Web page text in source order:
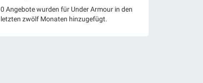
0 Angebote wurden für Under Armour in den
letzten zwölf Monaten hinzugefügt.